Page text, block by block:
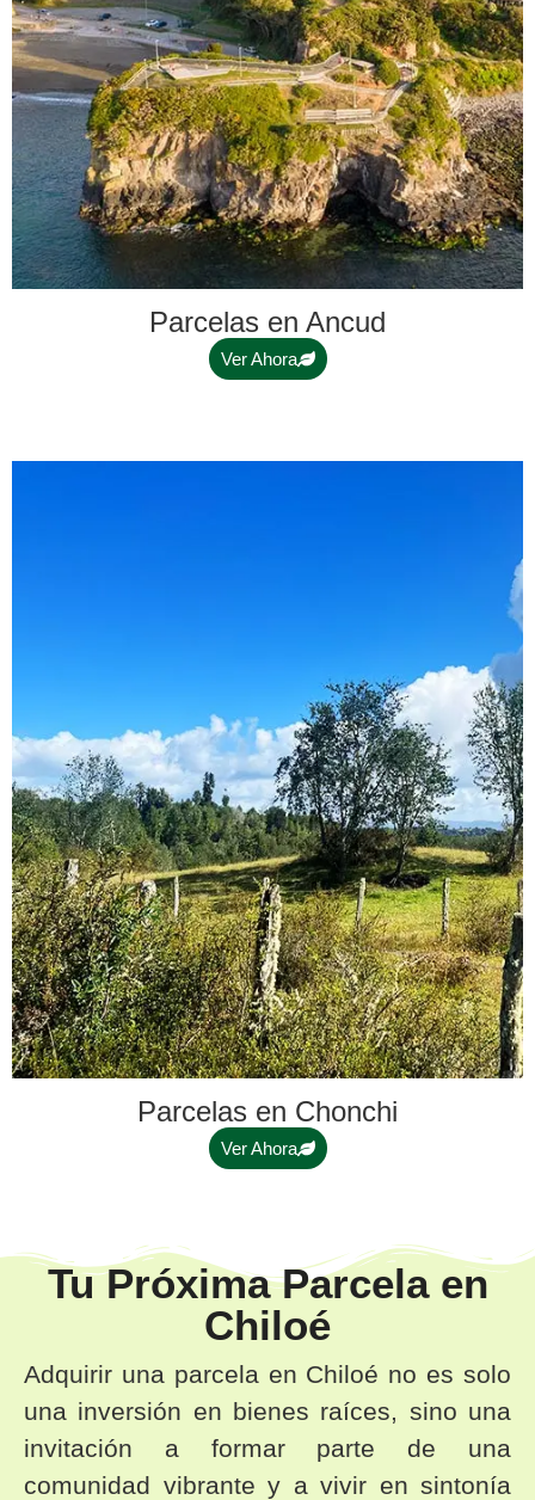
Parcelas en Ancud
Ver Ahora
Parcelas en Chonchi
Ver Ahora
Tu Próxima Parcela en
Chiloé
Adquirir una parcela en Chiloé no es solo
una inversión en bienes raíces, sino una
invitación a formar parte de una
comunidad vibrante y a vivir en sintonía